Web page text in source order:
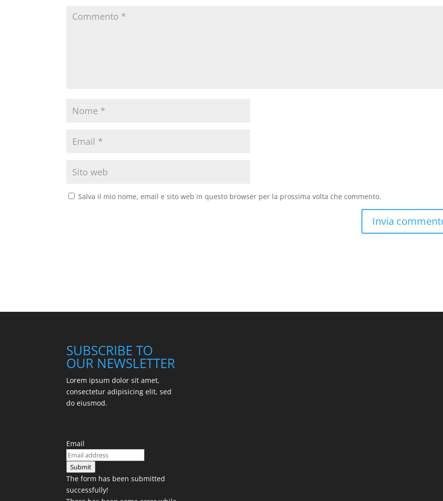
Salva il mio nome, email e sito web in questo browser per la prossima volta che commento.
SUBSCRIBE TO
OUR NEWSLETTER
Lorem ipsum dolor sit amet,
consectetur adipisicing elit, sed
do eiusmod.
Email
Submit
The form has been submitted
successfully!